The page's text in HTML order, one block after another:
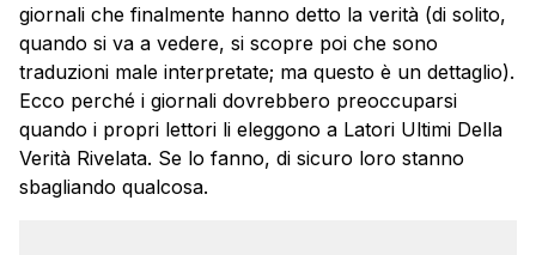
giornali che finalmente hanno detto la verità (di solito,
quando si va a vedere, si scopre poi che sono
traduzioni male interpretate; ma questo è un dettaglio).
Ecco perché i giornali dovrebbero preoccuparsi
quando i propri lettori li eleggono a Latori Ultimi Della
Verità Rivelata. Se lo fanno, di sicuro loro stanno
sbagliando qualcosa.